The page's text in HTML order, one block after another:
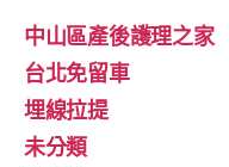
中山區產後護理之家
台北免留車
埋線拉提
未分類